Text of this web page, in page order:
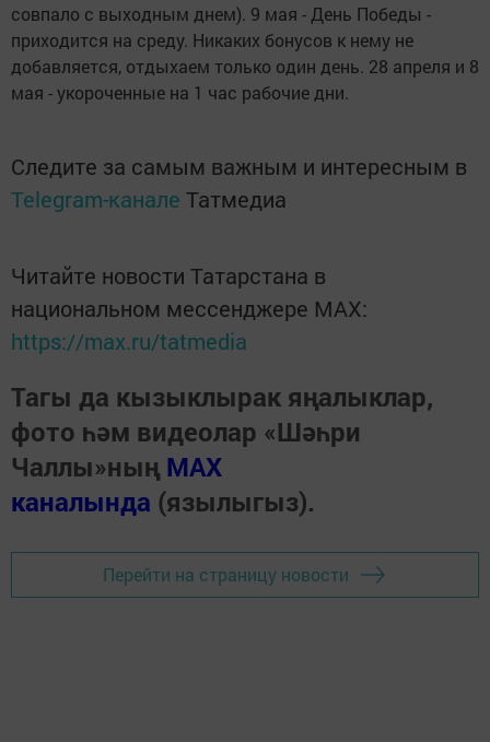
совпало с выходным днем). 9 мая - День Победы -
приходится на среду. Никаких бонусов к нему не
добавляется, отдыхаем только один день. 28 апреля и 8
мая - укороченные на 1 час рабочие дни.
Следите за самым важным и интересным в
Telegram-канале Татмедиа
Читайте новости Татарстана в
национальном мессенджере MАХ:
https://max.ru/tatmedia
Тагы да кызыклырак яңалыклар,
фото һәм видеолар «Шәһри
Чаллы»ның MAX
каналында (язылыгыз).
Перейти на страницу новости